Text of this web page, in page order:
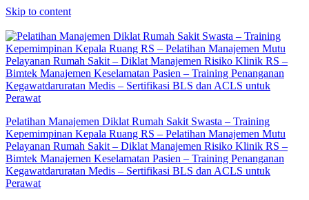
Skip to content
Pelatihan Manajemen Diklat Rumah Sakit Swasta – Training
Kepemimpinan Kepala Ruang RS – Pelatihan Manajemen Mutu
Pelayanan Rumah Sakit – Diklat Manajemen Risiko Klinik RS –
Bimtek Manajemen Keselamatan Pasien – Training Penanganan
Kegawatdaruratan Medis – Sertifikasi BLS dan ACLS untuk
Perawat